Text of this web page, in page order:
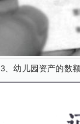
3、幼儿园资产的数